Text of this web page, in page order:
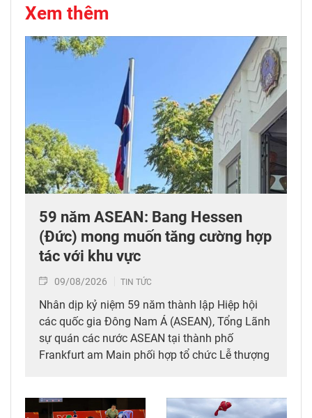
Xem thêm
59 năm ASEAN: Bang Hessen
(Đức) mong muốn tăng cường hợp
tác với khu vực
09/08/2026 TIN TỨC
Nhân dịp kỷ niệm 59 năm thành lập Hiệp hội
các quốc gia Đông Nam Á (ASEAN), Tổng Lãnh
sự quán các nước ASEAN tại thành phố
Frankfurt am Main phối hợp tổ chức Lễ thượng
cộng đồng ASEAN và đông đảo khách mời.